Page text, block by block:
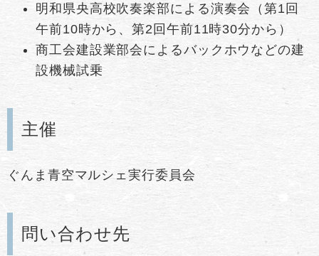
明和県央高校吹奏楽部による演奏会（第1回
午前10時から、第2回午前11時30分から）
商工会建設業部会によるバックホウなどの建
設機械試乗
主催
ぐんま青空マルシェ実行委員会
問い合わせ先